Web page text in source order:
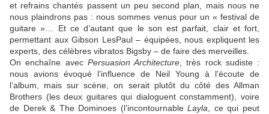
et refrains chantés passent un peu second plan, mais nous ne
nous plaindrons pas : nous sommes venus pour un « festival de
guitare »… Et ce d’autant que le son est parfait, clair et fort,
permettant aux Gibson LesPaul – équipées, nous expliquent les
experts, des célèbres vibratos Bigsby – de faire des merveilles.
On enchaîne avec Persuasion Architecture , très rock sudiste :
nous avions évoqué l’influence de Neil Young à l’écoute de
l’album, mais sur scène, on serait plutôt du côté des Allman
Brothers (les deux guitares qui dialoguent constamment), voire
de Derek & The Dominoes (l’incontournableLayla , ce qui peut